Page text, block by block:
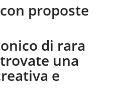
proposte
di rara
una
e